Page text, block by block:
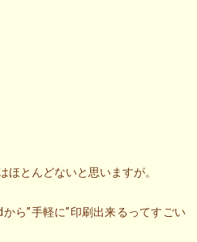
とんどないと思いますが。
ら”手軽に”印刷出来るってすごい